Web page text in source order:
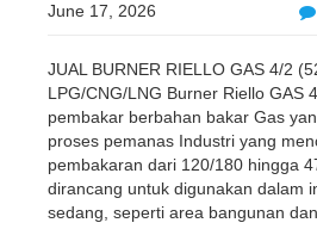
June 17, 2026
JUAL BURNER RIELLO GAS 4/2
LPG/CNG/LNG Burner Riello GAS
pembakar berbahan bakar Gas
proses pemanas Industri yang
pembakaran dari 120/180 hingga
dirancang untuk digunakan dalam
sedang, seperti area bangunan